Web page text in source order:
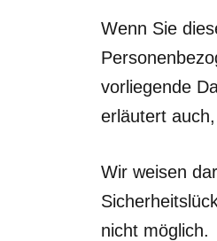
Wenn Sie
vorliegende
erläutert
Wir weisen
nicht möglich.